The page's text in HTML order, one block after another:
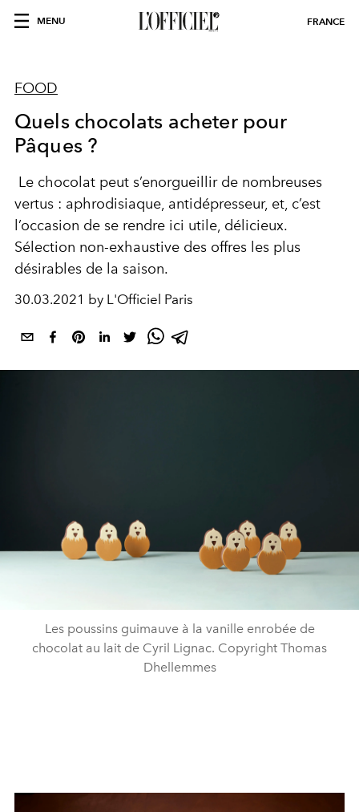
MENU FRANCE
FOOD
Quels chocolats acheter pour
Pâques ?
Le chocolat peut s’enorgueillir de nombreuses
vertus : aphrodisiaque, antidépresseur, et, c’est
l’occasion de se rendre ici utile, délicieux.
Sélection non-exhaustive des offres les plus
désirables de la saison.
30.03.2021 by L'Officiel Paris
Les poussins guimauve à la vanille enrobée de
chocolat au lait de Cyril Lignac. Copyright Thomas
Dhellemmes